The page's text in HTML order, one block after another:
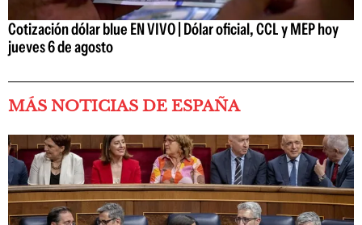
Cotización dólar blue EN VIVO | Dólar oficial, CCL y MEP hoy
jueves 6 de agosto
MÁS NOTICIAS DE ESPAÑA